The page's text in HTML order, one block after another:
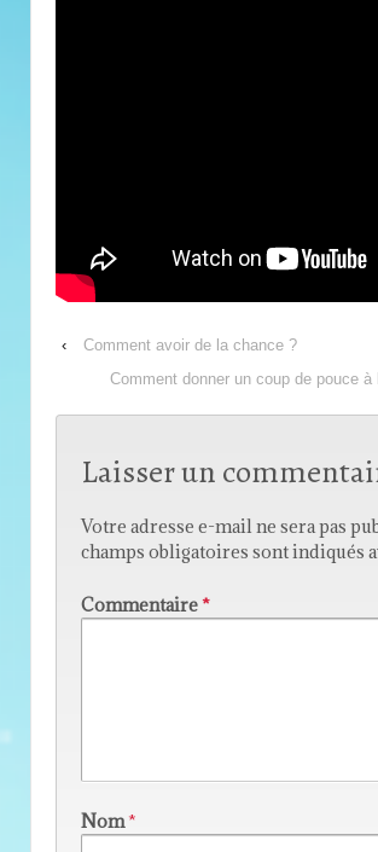
‹
Comment avoir de la chance ?
Comment donner un coup de pouce à
Laisser un
Votre adresse e-mail ne sera pas
champs obligatoires sont indiqués
Commentaire*
Nom*